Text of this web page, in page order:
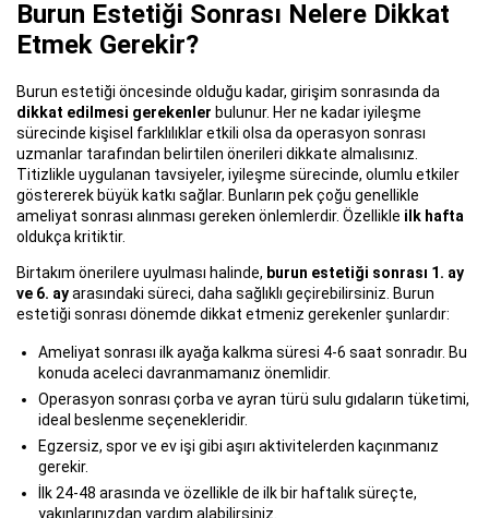
Burun Estetiği Sonrası Nelere Dikkat
Etmek Gerekir?
Burun estetiği öncesinde olduğu kadar, girişim sonrasında da
dikkat edilmesi gerekenler bulunur. Her ne kadar iyileşme
sürecinde kişisel farklılıklar etkili olsa da operasyon sonrası
uzmanlar tarafından belirtilen önerileri dikkate almalısınız.
Titizlikle uygulanan tavsiyeler, iyileşme sürecinde, olumlu etkiler
göstererek büyük katkı sağlar. Bunların pek çoğu genellikle
ameliyat sonrası alınması gereken önlemlerdir. Özellikle ilk hafta
oldukça kritiktir.
Birtakım önerilere uyulması halinde, burun estetiği sonrası 1. ay
ve 6. ayarasındaki süreci, daha sağlıklı geçirebilirsiniz. Burun
estetiği sonrası dönemde dikkat etmeniz gerekenler şunlardır:
Ameliyat sonrası ilk ayağa kalkma süresi 4-6 saat sonradır. Bu
konuda aceleci davranmamanız önemlidir.
Operasyon sonrası çorba ve ayran türü sulu gıdaların tüketimi,
ideal beslenme seçenekleridir.
Egzersiz, spor ve ev işi gibi aşırı aktivitelerden kaçınmanız
gerekir.
İlk 24-48 arasında ve özellikle de ilk bir haftalık süreçte,
yakınlarınızdan yardım alabilirsiniz.